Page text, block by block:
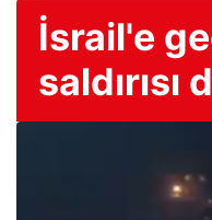
İsrail'e
saldırısı